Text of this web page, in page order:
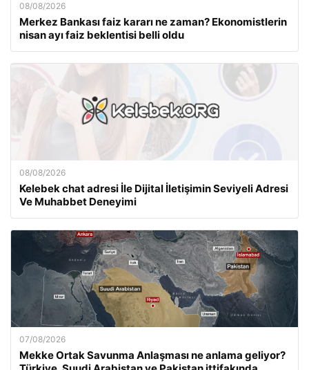
08/08/2026
Merkez Bankası faiz kararı ne zaman? Ekonomistlerin
nisan ayı faiz beklentisi belli oldu
08/08/2026
Kelebek chat adresi İle Dijital İletişimin Seviyeli Adresi
Ve Muhabbet Deneyimi
07/08/2026
Mekke Ortak Savunma Anlaşması ne anlama geliyor?